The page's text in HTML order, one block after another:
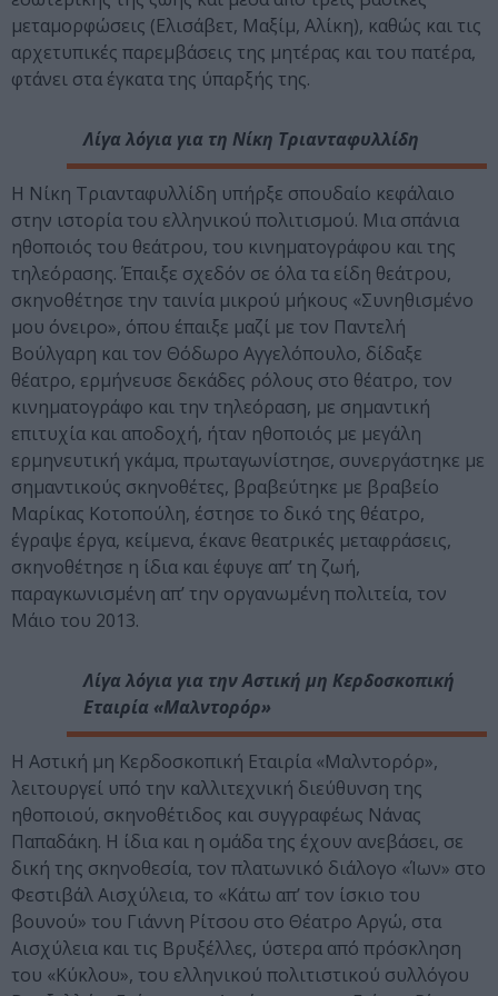
μεταμορφώσεις (Ελισάβετ, Μαξίμ, Αλίκη), καθώς και τις
αρχετυπικές παρεμβάσεις της μητέρας και του πατέρα,
φτάνει στα έγκατα της ύπαρξής της.
Λίγα λόγια για τη Νίκη Τριανταφυλλίδη
Η Νίκη Τριανταφυλλίδη υπήρξε σπουδαίο κεφάλαιο
στην ιστορία του ελληνικού πολιτισμού. Μια σπάνια
ηθοποιός του θεάτρου, του κινηματογράφου και της
τηλεόρασης. Έπαιξε σχεδόν σε όλα τα είδη θεάτρου,
σκηνοθέτησε την ταινία μικρού μήκους «Συνηθισμένο
μου όνειρο», όπου έπαιξε μαζί με τον Παντελή
Βούλγαρη και τον Θόδωρο Αγγελόπουλο, δίδαξε
θέατρο, ερμήνευσε δεκάδες ρόλους στο θέατρο, τον
κινηματογράφο και την τηλεόραση, με σημαντική
επιτυχία και αποδοχή, ήταν ηθοποιός με μεγάλη
ερμηνευτική γκάμα, πρωταγωνίστησε, συνεργάστηκε με
σημαντικούς σκηνοθέτες, βραβεύτηκε με βραβείο
Μαρίκας Κοτοπούλη, έστησε το δικό της θέατρο,
έγραψε έργα, κείμενα, έκανε θεατρικές μεταφράσεις,
σκηνοθέτησε η ίδια και έφυγε απ’ τη ζωή,
παραγκωνισμένη απ’ την οργανωμένη πολιτεία, τον
Μάιο του 2013.
Λίγα λόγια για την Αστική μη Κερδοσκοπική
Εταιρία «Μαλντορόρ»
Η Αστική μη Κερδοσκοπική Εταιρία «Μαλντορόρ»,
λειτουργεί υπό την καλλιτεχνική διεύθυνση της
ηθοποιού, σκηνοθέτιδος και συγγραφέως Νάνας
Παπαδάκη. Η ίδια και η ομάδα της έχουν ανεβάσει, σε
δική της σκηνοθεσία, τον πλατωνικό διάλογο «Ίων» στο
Φεστιβάλ Αισχύλεια, το «Κάτω απ’ τον ίσκιο του
βουνού» του Γιάννη Ρίτσου στο Θέατρο Αργώ, στα
Αισχύλεια και τις Βρυξέλλες, ύστερα από πρόσκληση
του «Κύκλου», του ελληνικού πολιτιστικού συλλόγου